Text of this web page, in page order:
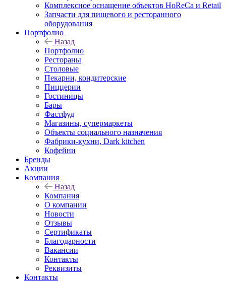
Комплексное оснащение объектов HoReCa и Retail
Запчасти для пищевого и ресторанного
оборудования
Портфолио
Назад
Портфолио
Рестораны
Столовые
Пекарни, кондитерские
Пиццерии
Гостиницы
Бары
Фастфуд
Магазины, супермаркеты
Объекты социального назначения
Фабрики-кухни, Dark kitchen
Кофейни
Бренды
Акции
Компания
Назад
Компания
О компании
Новости
Отзывы
Сертификаты
Благодарности
Вакансии
Контакты
Реквизиты
Контакты